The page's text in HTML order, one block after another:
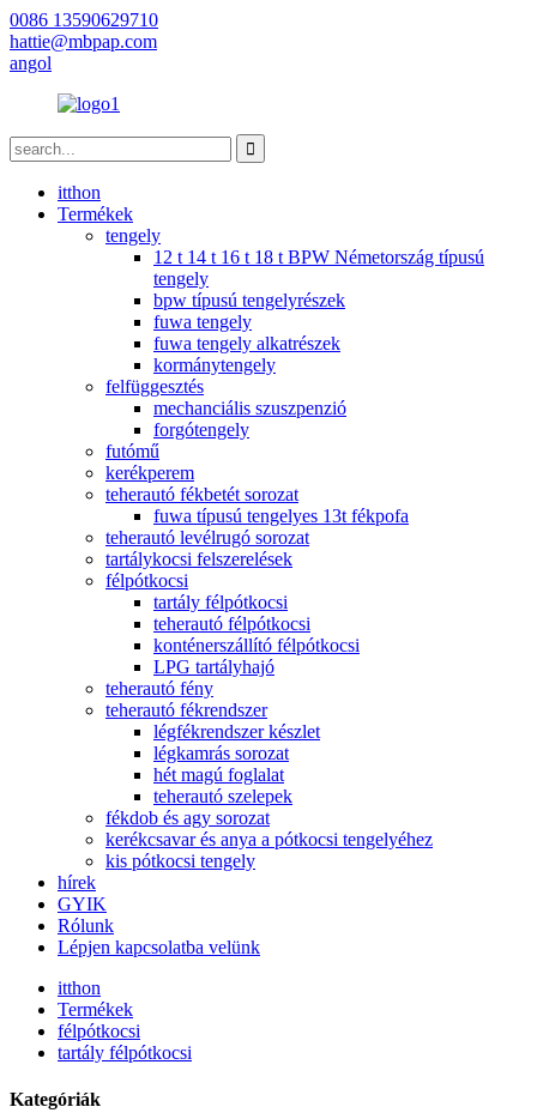
0086 13590629710
hattie@mbpap.com
angol
itthon
Termékek
tengely
12 t 14 t 16 t 18 t BPW Németország típusú
tengely
bpw típusú tengelyrészek
fuwa tengely
fuwa tengely alkatrészek
kormánytengely
felfüggesztés
mechanciális szuszpenzió
forgótengely
futómű
kerékperem
teherautó fékbetét sorozat
fuwa típusú tengelyes 13t fékpofa
teherautó levélrugó sorozat
tartálykocsi felszerelések
félpótkocsi
tartály félpótkocsi
teherautó félpótkocsi
konténerszállító félpótkocsi
LPG tartályhajó
teherautó fény
teherautó fékrendszer
légfékrendszer készlet
légkamrás sorozat
hét magú foglalat
teherautó szelepek
fékdob és agy sorozat
kerékcsavar és anya a pótkocsi tengelyéhez
kis pótkocsi tengely
hírek
GYIK
Rólunk
Lépjen kapcsolatba velünk
itthon
Termékek
félpótkocsi
tartály félpótkocsi
Kategóriák